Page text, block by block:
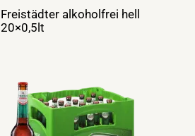
Freistädter alkoholfrei hell
20×0,5lt